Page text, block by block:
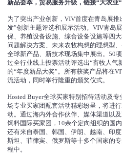
新品荟萃，贸易服务升级，链接“大农业
为了突出产业创新，VIV首度在青岛展推
发”创新主题评选和展示活动。VIV青岛
保、养殖设备设施、综合设备设施等四
问题解决方案、未来农牧构想的理想型
全球新产品、新技术现场集中展出。50
过全行业线上投票活动评选出“畜牧人气
的“年度新品大奖”。所有获奖产品将在
流活动，同时举行隆重的颁奖仪式。
Hosted Buyer全球买家特别招待活动及
场专业买家团配套活动精彩纷呈，将进
动。通过海内外合作伙伴、媒体渠道以
饲料国际买家团，10余个定向组织的国
还有来自泰国、韩国、伊朗、越南、印
斯坦、菲律宾、俄罗斯等十多个国家的
程中。